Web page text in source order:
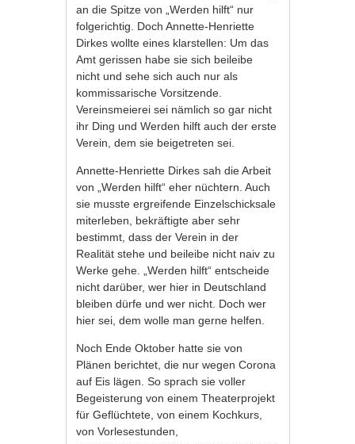
an die Spitze von „Werden hilft“ nur
folgerichtig. Doch Annette-Henriette
Dirkes wollte eines klarstellen: Um das
Amt gerissen habe sie sich beileibe
nicht und sehe sich auch nur als
kommissarische Vorsitzende.
Vereinsmeierei sei nämlich so gar nicht
ihr Ding und Werden hilft auch der erste
Verein, dem sie beigetreten sei.
Annette-Henriette Dirkes sah die Arbeit
von „Werden hilft“ eher nüchtern. Auch
sie musste ergreifende Einzelschicksale
miterleben, bekräftigte aber sehr
bestimmt, dass der Verein in der
Realität stehe und beileibe nicht naiv zu
Werke gehe. „Werden hilft“ entscheide
nicht darüber, wer hier in Deutschland
bleiben dürfe und wer nicht. Doch wer
hier sei, dem wolle man gerne helfen.
Noch Ende Oktober hatte sie von
Plänen berichtet, die nur wegen Corona
auf Eis lägen. So sprach sie voller
Begeisterung von einem Theaterprojekt
für Geflüchtete, von einem Kochkurs,
von Vorlesestunden,